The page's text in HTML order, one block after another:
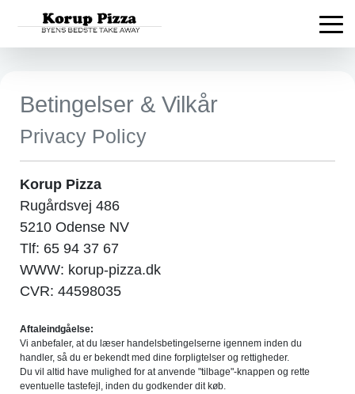
Betingelser & Vilkår
Privacy Policy
Korup Pizza
Rugårdsvej 486
5210 Odense NV
Tlf: 65 94 37 67
WWW: korup-pizza.dk
CVR: 44598035
Aftaleindgåelse:
Vi anbefaler, at du læser handelsbetingelserne igennem inden du
handler, så du er bekendt med dine forpligtelser og rettigheder.
Du vil altid have mulighed for at anvende "tilbage"-knappen og rette
eventuelle tastefejl, inden du godkender dit køb.